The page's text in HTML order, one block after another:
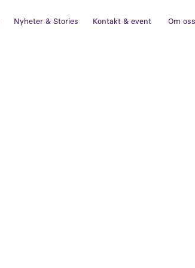
Nyheter & Stories Kontakt & event Om